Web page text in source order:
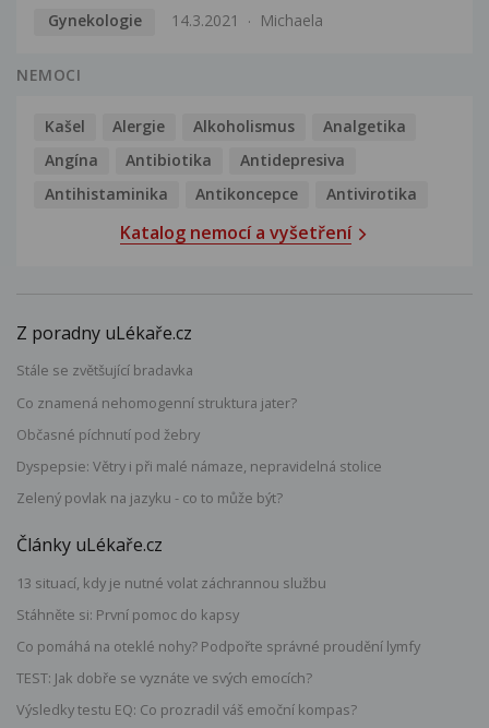
Gynekologie
14.3.2021 Michaela
NEMOCI
Kašel Alergie Alkoholismus
Analgetika
Angína
Antibiotika
Antidepresiva
Antihistaminika
Antikoncepce Antivirotika
Katalog nemocí a vyšetření
Z poradny uLékaře.cz
Stále se zvětšující bradavka
Co znamená nehomogenní struktura jater?
Občasné píchnutí pod žebry
Dyspepsie: Větry i při malé námaze, nepravidelná stolice
Zelený povlak na jazyku - co to může být?
Články uLékaře.cz
13 situací, kdy je nutné volat záchrannou službu
Stáhněte si: První pomoc do kapsy
Co pomáhá na oteklé nohy? Podpořte správné proudění lymfy
TEST: Jak dobře se vyznáte ve svých emocích?
Výsledky testu EQ: Co prozradil váš emoční kompas?